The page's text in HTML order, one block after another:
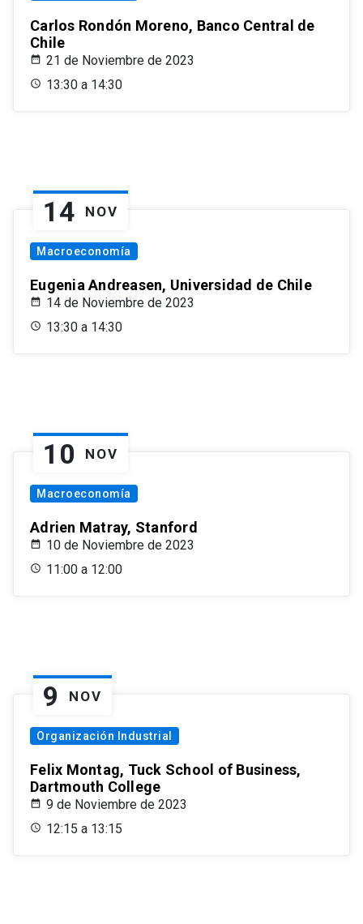
Carlos Rondón Moreno, Banco Central de
Chile
21 de Noviembre de 2023
13:30 a 14:30
14 NOV
Macroeconomía
Eugenia Andreasen, Universidad de Chile
14 de Noviembre de 2023
13:30 a 14:30
10 NOV
Macroeconomía
Adrien Matray, Stanford
10 de Noviembre de 2023
11:00 a 12:00
9 NOV
Organización Industrial
Felix Montag, Tuck School of Business,
Dartmouth College
9 de Noviembre de 2023
12:15 a 13:15